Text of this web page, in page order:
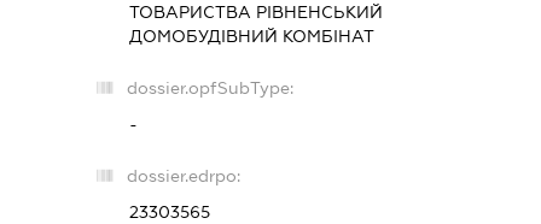
ТОВАРИСТВА РІВНЕНСЬКИЙ
ДОМОБУДІВНИЙ КОМБІНАТ
dossier.opfSubType:
-
dossier.edrpo:
23303565